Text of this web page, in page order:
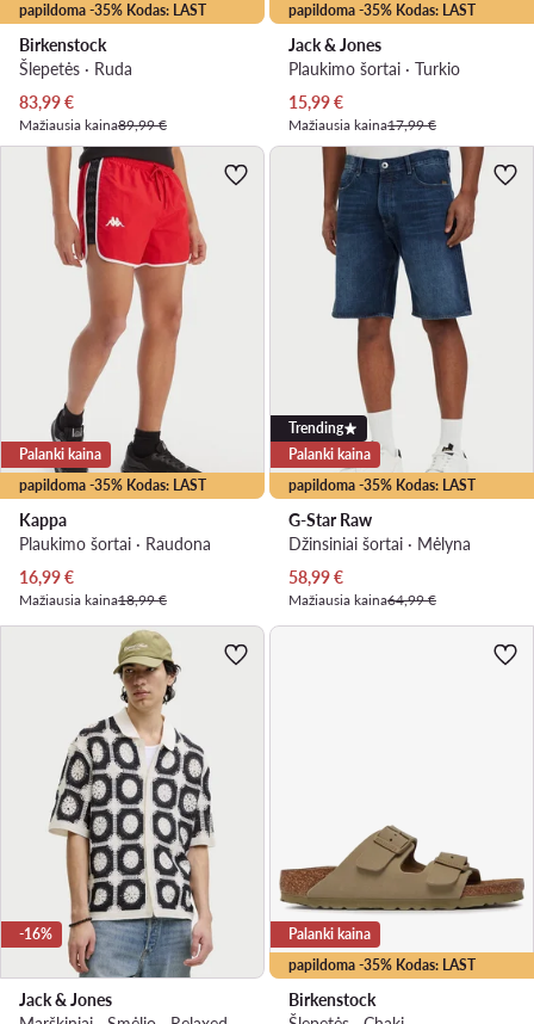
papildoma -35% Kodas: LAST
Birkenstock
Šlepetės · Ruda
Dabartinė kaina
83,99€
Mažiausia kaina89,99 €
papildoma -35% Kodas: LAST
Jack & Jones
Plaukimo šortai · Turkio
Dabartinė kaina
15,99€
Mažiausia kaina17,99 €
papildoma -35% Kodas: LAST
Palanki kaina
Kappa
Plaukimo šortai · Raudona
Dabartinė kaina
16,99€
Mažiausia kaina18,99 €
papildoma -35% Kodas: LAST
Trending
Palanki kaina
G-Star Raw
Džinsiniai šortai · Mėlyna
Dabartinė kaina
58,99€
Mažiausia kaina64,99 €
-16%
Jack & Jones
papildoma -35% Kodas: LAST
Palanki kaina
Birkenstock